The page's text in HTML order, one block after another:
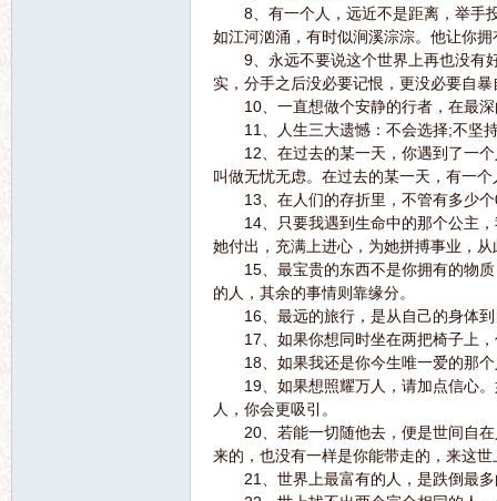
8、有一个人，远近不是距离，举手投
如江河汹涌，有时似涧溪淙淙。他让你
9、永远不要说这个世界上再也没有好
实，分手之后没必要记恨，更没必要自
10、一直想做个安静的行者，在最深
11、人生三大遗憾：不会选择;不坚
12、在过去的某一天，你遇到了一个
叫做无忧无虑。在过去的某一天，有一
13、在人们的存折里，不管有多少个
14、只要我遇到生命中的那个公主，
她付出，充满上进心，为她拼搏事业，
15、最宝贵的东西不是你拥有的物质
的人，其余的事情则靠缘分。
16、最远的旅行，是从自己的身体到
17、如果你想同时坐在两把椅子上，
18、如果我还是你今生唯一爱的那个
19、如果想照耀万人，请加点信心。
人，你会更吸引。
20、若能一切随他去，便是世间自在
来的，也没有一样是你能带走的，来这
21、世界上最富有的人，是跌倒最多